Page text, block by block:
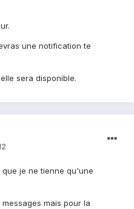
une notification te
sera disponible.
je ne tienne qu'une
mais pour la